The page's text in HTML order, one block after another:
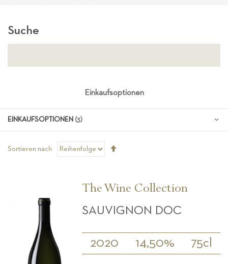
Sortieren nach
The Wine Collection
SAUVIGNON DOC
2020 14,50% 75cl
Suche
Einkaufsoptionen
EINKAUFSOPTIONEN